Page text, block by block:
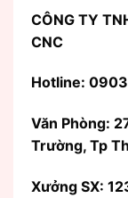
CÔNG TY
CNC
Hotline:
Văn Phòng:
Trường, Tp
Xưởng SX: